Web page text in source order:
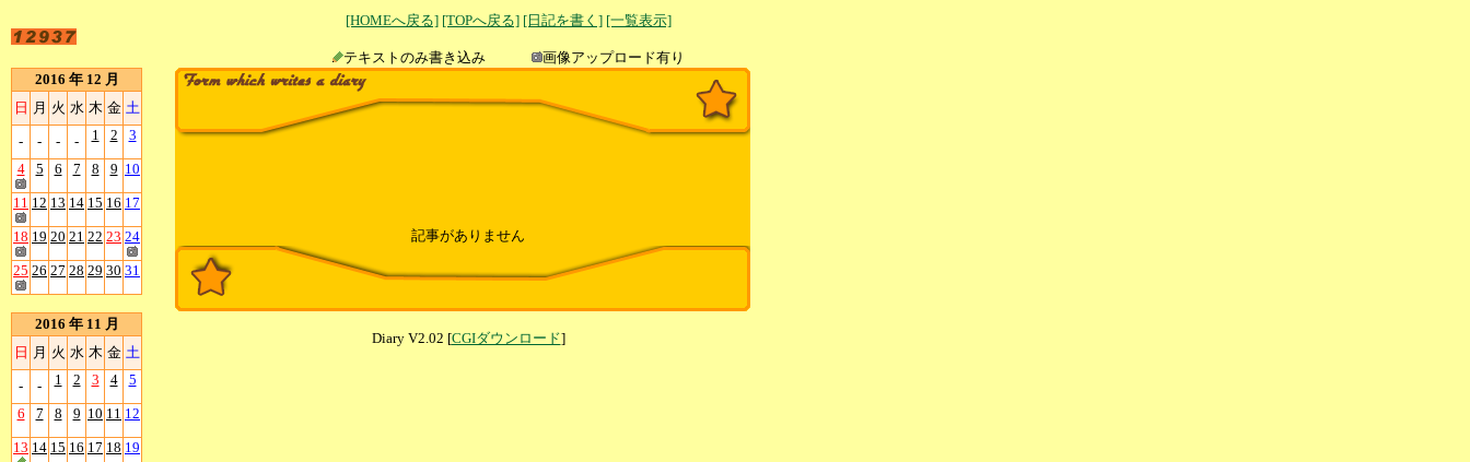
[HOMEへ戻る] [TOPへ戻る] [日記を書く] [一覧表示]
テキストのみ書き込み
画像アップロード有り
2016 年 12 月
日 月 火 水 木 金 土
- - - - 1 2 3
4 5 6 7 8 9 10
11 12 13 14 15 16 17
18 19 20 21 22 23 24
25 26 27 28 29 30 31
2016 年 11 月
日 月 火 水 木 金 土
- - 1 2 3 4 5
6 7 8 9 10 11 12
13 14 15 16 17 18 19
記事がありません
Diary V2.02 [CGIダウンロード]